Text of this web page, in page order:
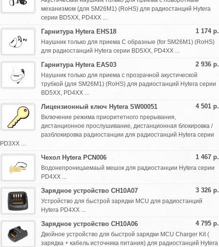
механизмом (для SM26M1) (RoHS) для радиостанций Hytera
серии BD5XX, PD4XX ...
1 174 р.
Гарнитура Hytera EHS18
Наушник только для приема C образные (for SM26M1) (RoHS)
для радиостанций Hytera серии BD5XX, PD4XX ...
2 936 р.
Гарнитура Hytera EAS03
Наушник только для приема с прозрачной акустической
трубкой (для SM26M1) (RoHS) для радиостанций Hytera серии
BD5XX, PD4XX ...
4 501 р.
Лицензионный ключ Hytera SW00051
Включение режима приоритетного прерывания,
дистанционное прослушивание, дистанционная блокировка /
разблокировка радиостанции для радиостанций Hytera серии
PD3XX ...
1 467 р.
Чехол Hytera PCN006
Водонепроницаемаый мешок для радиостанции Hytera серии
PD4XX ...
3 326 р.
Зарядное устройство CH10A07
Устройство для быстрой зарядки MCU для радиостанций
Hytera PD4XX ...
4 795 р.
Зарядное устройство CH10A06
Двойное устройство для быстрой зарядки MCU Charger Kit (
зарядка + кабель источника питания) для радиостанций Hytera